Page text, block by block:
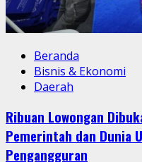
Beranda
Bisnis & Ekonomi
Daerah
Ribuan Lowongan
Pemerintah dan Dunia
Pengangguran